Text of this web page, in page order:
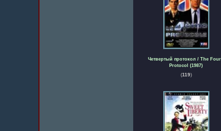
Четвертый протокол / The
Protocol (1987)
(119)